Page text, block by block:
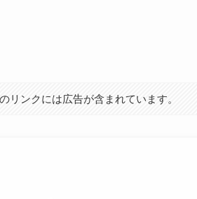
リンクには広告が含まれています。